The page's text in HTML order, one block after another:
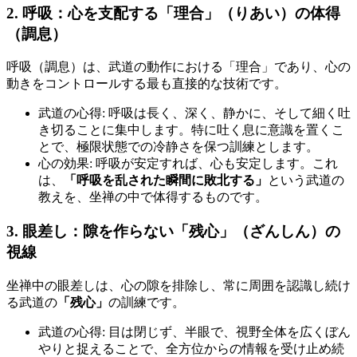
2. 呼吸：心を支配する「理合」（りあい）の体得
（調息）
呼吸（調息）は、武道の動作における「理合」であり、心の
動きをコントロールする最も直接的な技術です。
武道の心得: 呼吸は長く、深く、静かに、そして細く吐
き切ることに集中します。特に吐く息に意識を置くこ
とで、極限状態での冷静さを保つ訓練とします。
心の効果: 呼吸が安定すれば、心も安定します。これ
は、
「呼吸を乱された瞬間に敗北する」 という武道の
教えを、坐禅の中で体得するものです。
3. 眼差し：隙を作らない「残心」（ざんしん）の
視線
坐禅中の眼差しは、心の隙を排除し、常に周囲を認識し続け
る武道の 「残心」 の訓練です。
武道の心得: 目は閉じず、半眼で、視野全体を広くぼん
やりと捉えることで、全方位からの情報を受け止め続